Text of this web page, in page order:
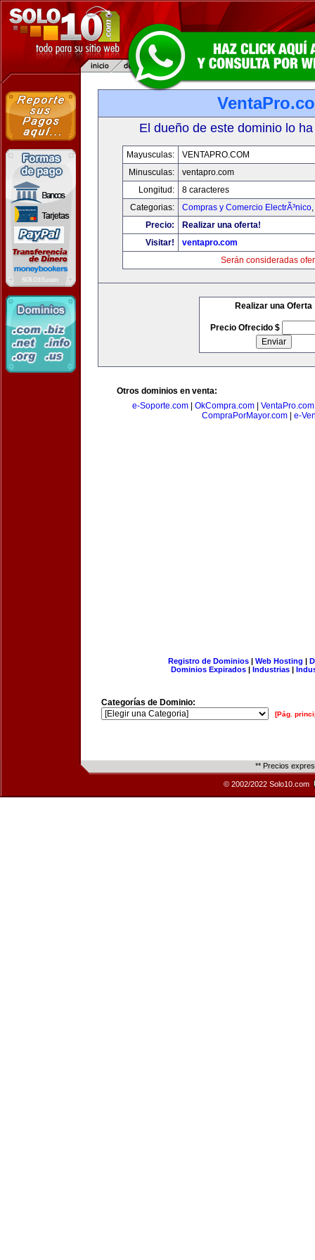
El dueño de este dominio lo
Mayusculas:
VENTAPRO.COM
Minusculas:
ventapro.com
Longitud:
8 caracteres
Categorias:
Compras y Comercio ElectrÃ³nico,
Precio:
Realizar una oferta!
Visitar!
ventapro.com
Serán consideradas
Realizar una Oferta
Precio Ofrecido $
Otros dominios en venta:
e-Soporte.com
OkCompra.com VentaPro.com
CompraPorMayor.com| e-
Registro de Dominios| Web Hosting |
Dominios Expirados | Industrias |
Categorías de Dominio:
[Pág.
** Precios
© 2002/2022 Solo10.com